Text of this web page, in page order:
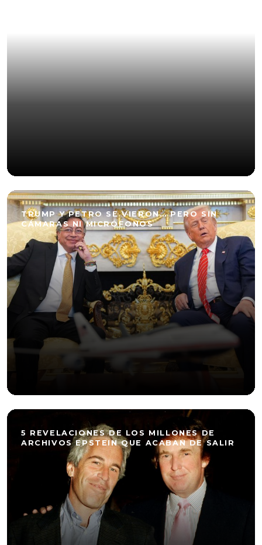
TRUMP Y PETRO SE VIERON… PERO SIN
CÁMARAS NI MICRÓFONOS
5 REVELACIONES DE LOS MILLONES DE
ARCHIVOS EPSTEIN QUE ACABAN DE SALIR